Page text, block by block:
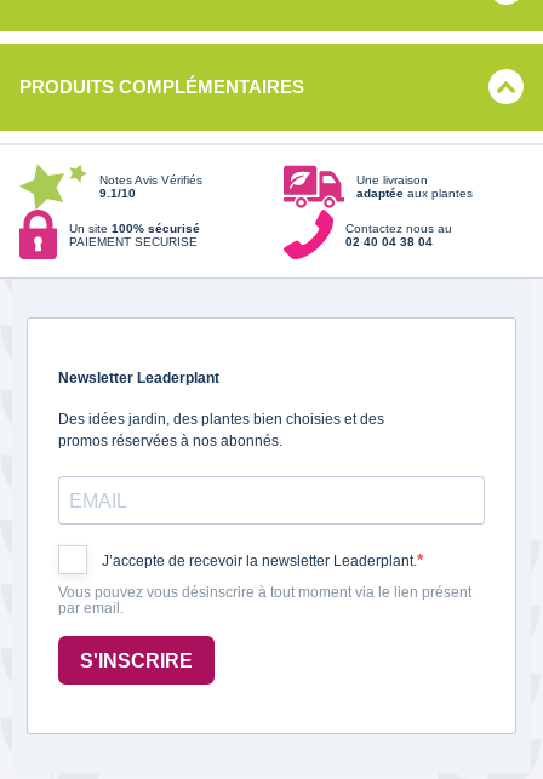
PRODUITS COMPLÉMENTAIRES
Notes Avis Vérifiés
9.1/10
Une livraison
adaptée aux plantes
Un site 100% sécurisé
PAIEMENT SECURISE
Contactez nous au
02 40 04 38 04
Newsletter Leaderplant
Des idées jardin, des plantes bien choisies et des
promos réservées à nos abonnés.
J’accepte de recevoir la newsletter Leaderplant.
Vous pouvez vous désinscrire à tout moment via le lien présent
par email.
S'INSCRIRE